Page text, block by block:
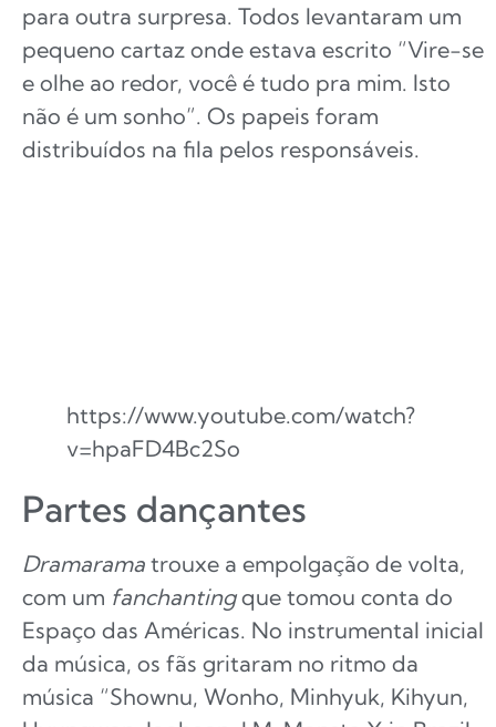
para outra surpresa. Todos levantaram um
pequeno cartaz onde estava escrito “Vire-se
e olhe ao redor, você é tudo pra mim. Isto
não é um sonho”. Os papeis foram
distribuídos na fila pelos responsáveis.
https://www.youtube.com/watch?
v=hpaFD4Bc2So
Partes dançantes
Dramarama trouxe a empolgação de volta,
com um fanchantingque tomou conta do
Espaço das Américas. No instrumental inicial
da música, os fãs gritaram no ritmo da
música “Shownu, Wonho, Minhyuk, Kihyun,